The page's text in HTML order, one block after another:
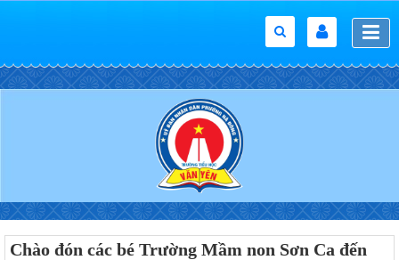
Chào đón các bé Trường Mầm non Sơn Ca đến